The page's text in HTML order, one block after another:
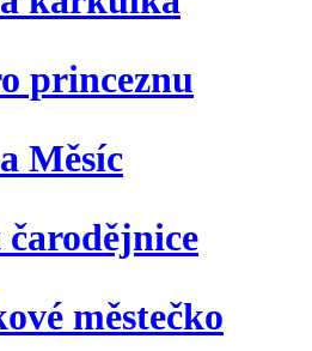
princeznu
Měsíc
městečko